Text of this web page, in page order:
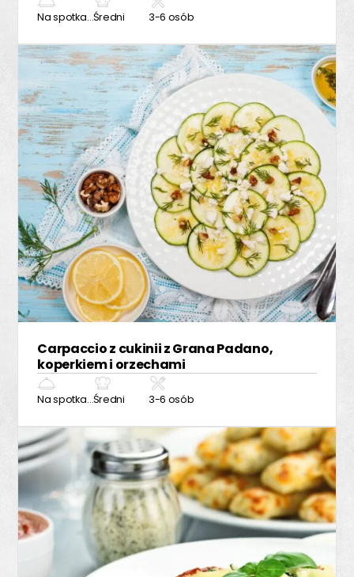
Na spotkanie z przyjaciółmiŚredni 3-6 osób
Carpaccio z cukinii z Grana Padano,
koperkiem i orzechami
Na spotkanie z przyjaciółmiŚredni 3-6 osób